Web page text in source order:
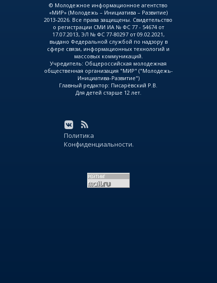
© Молодежное информационное агентство
«МИР» (Молодежь – Инициатива – Развитие)
2013-2026. Все права защищены. Свидетельство
о регистрации СМИ ИА № ФС 77 - 54674 от
17.07.2013, ЭЛ № ФС 77-80297 от 09.02.2021,
выдано Федеральной службой по надзору в
сфере связи, информационных технологий и
массовых коммуникаций.
Учредитель: Общероссийская молодежная
общественная организация "МИР" ("Молодежь-
Инициатива-Развитие")
Главный редактор: Писарёвский Р.В.
Для детей старше 12 лет.
Политика
Конфиденциальности.